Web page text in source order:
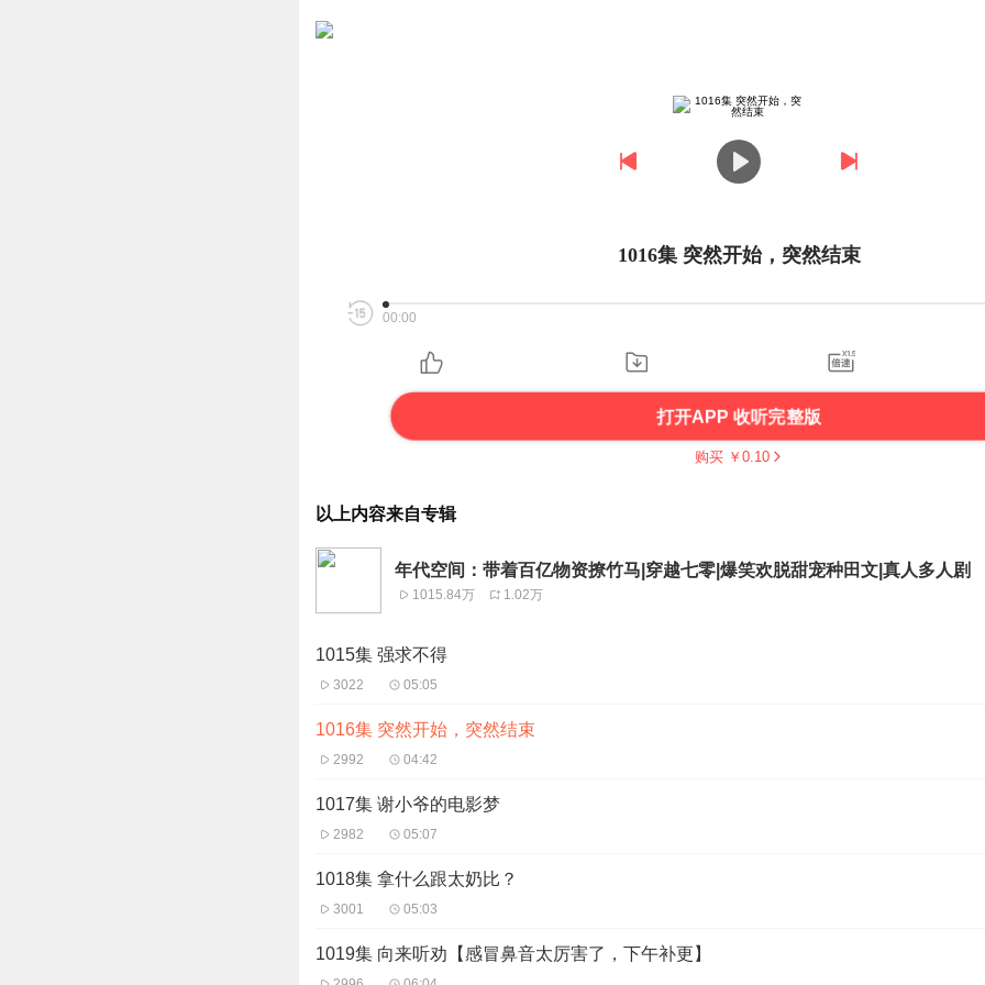
1016集 突然开始，突然结束
00:00
打开APP 收听完整版
购买 ￥ 0.10
以上内容来自专辑
年代空间：带着百亿物资撩竹马|穿越七零|爆笑欢脱甜宠种田文|真人多人剧
1015.84万 1.02万
1015集 强求不得
3022 05:05
1016集 突然开始，突然结束
2992 04:42
1017集 谢小爷的电影梦
2982 05:07
1018集 拿什么跟太奶比？
3001 05:03
1019集 向来听劝【感冒鼻音太厉害了，下午补更】